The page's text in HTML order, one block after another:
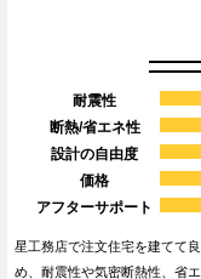
耐震性
断熱/省エネ性
設計の自由度
価格
アフターサポート
星工務店で注文住宅を建てて
め、耐震性や気密断熱性、省